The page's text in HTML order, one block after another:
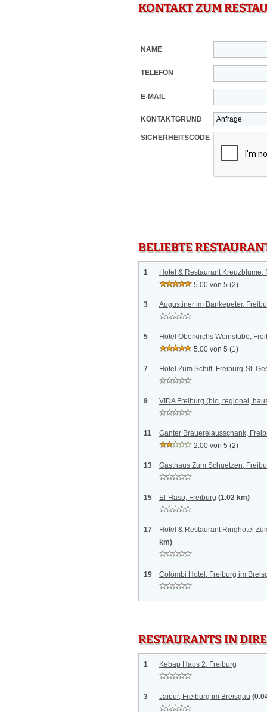
KONTAKT ZUM
NAME
TELEFON
E-MAIL
KONTAKTGRUND
SICHERHEITSCODE
BELIEBTE
1
Hotel & Restaurant Kreuzblume,
5.00 von 5 (2)
3 Augustiner im Bankepeter,
5
Hotel Oberkirchs Weinstube,
5.00 von 5 (1)
7 Hotel Zum Schiff, Freiburg-St.
9 VIDA Freiburg (bio, regional,
11
Ganter Brauereiausschank,
2.00 von 5 (2)
13 Gasthaus Zum Schuetzen,
15 El-Haso, Freiburg (1.02 km)
17
Hotel & Restaurant Ringhotel
km)
19 Colombi Hotel, Freiburg im
RESTAURANTS IN
1 Kebap Haus 2, Freiburg
3 Jaipur, Freiburg im Breisgau